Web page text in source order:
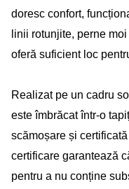
doresc confort,
linii rotunjite, perne
oferă suficient loc
Realizat pe un cadru
este îmbrăcat într-o
scămoșare și
certificare garantează
pentru a nu conține